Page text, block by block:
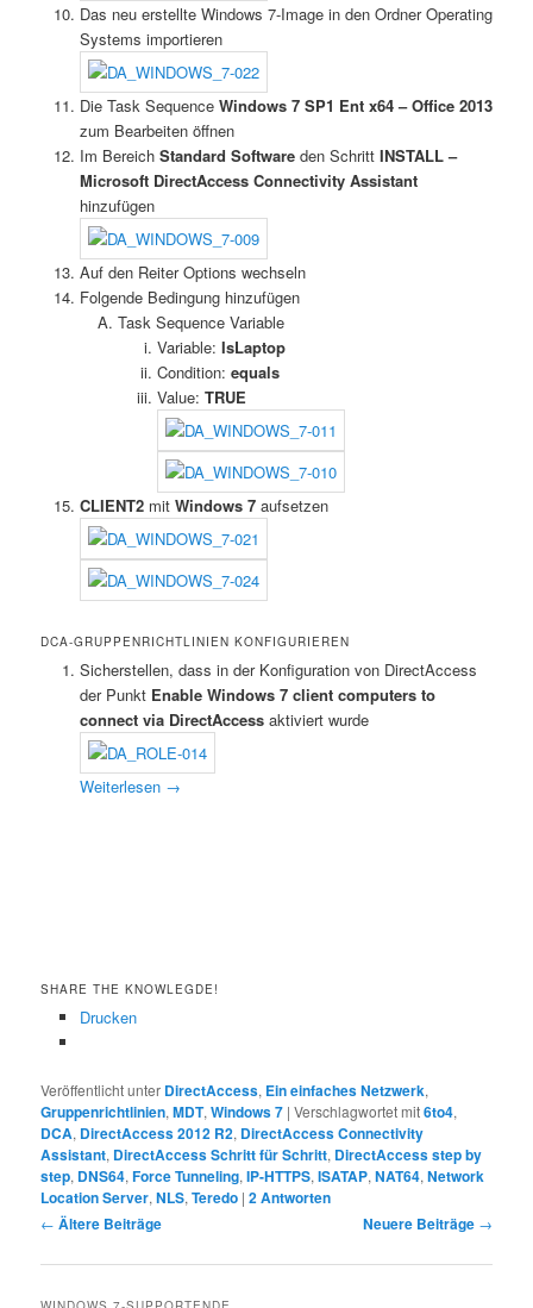
Das neu erstellte Windows 7-Image in den Ordner Operating
Systems importieren
Die Task Sequence Windows 7 SP1 Ent x64 – Office 2013
zum Bearbeiten öffnen
Im Bereich Standard Softwareden Schritt INSTALL –
Microsoft DirectAccess Connectivity Assistant
hinzufügen
Auf den Reiter Options wechseln
Folgende Bedingung hinzufügen
Task Sequence Variable
Variable: IsLaptop
Condition: equals
Value: TRUE
CLIENT2mit Windows 7aufsetzen
DCA-GRUPPENRICHTLINIEN KONFIGURIEREN
Sicherstellen, dass in der Konfiguration von DirectAccess
der Punkt Enable Windows 7 client computers to
connect via DirectAccessaktiviert wurde
Weiterlesen →
SHARE THE KNOWLEGDE!
Drucken
Veröffentlicht unter DirectAccess, Ein einfaches Netzwerk,
Gruppenrichtlinien,MDT,Windows 7 |Verschlagwortet mit6to4,
DCA, DirectAccess 2012 R2, DirectAccess Connectivity
Assistant, DirectAccess Schritt für Schritt, DirectAccess step by
step, DNS64,Force Tunneling,IP-HTTPS,ISATAP,NAT64,Network
Location Server,NLS,Teredo |2Antworten
Beitragsnavigation
← Ältere Beiträge Neuere Beiträge →